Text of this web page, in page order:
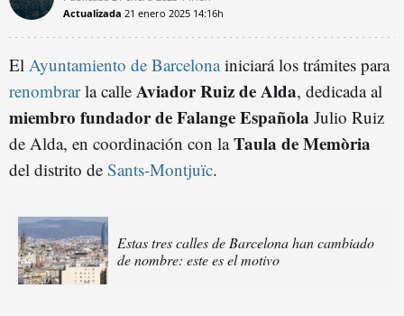
Actualizada 21 enero 2025 14:16h
El Ayuntamiento de Barcelonainiciará los trámites para
renombrarla calle Aviador Ruiz de Alda, dedicada al
miembro fundador de Falange Española Julio Ruiz
de Alda, en coordinación con laTaula de Memòria
del distrito de Sants-Montjuïc.
Estas tres calles de Barcelona han cambiado
de nombre: este es el motivo